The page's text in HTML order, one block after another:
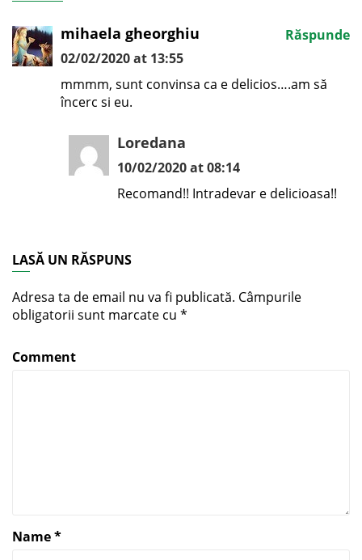
mihaela gheorghiu
02/02/2020 at 13:55
mmmm, sunt convinsa ca e delicios….am să
încerc si eu.
Răspunde
Loredana
10/02/2020 at 08:14
Recomand!! Intradevar e delicioasa!!
LASĂ UN RĂSPUNS
Adresa ta de email nu va fi publicată. Câmpurile
obligatorii sunt marcate cu *
Comment
Name*